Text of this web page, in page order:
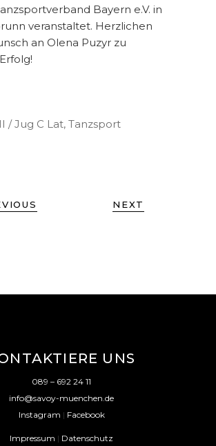
Bayern e.V. in
veranstaltet. Herzlichen
an Olena Puzyr zu
/ Jug C Lat, Tanzsport
NEXT
UNS
089 – 692 24 11
info@savoy-muenchen.de
Instagram | Facebook
Impressum | Datenschutz